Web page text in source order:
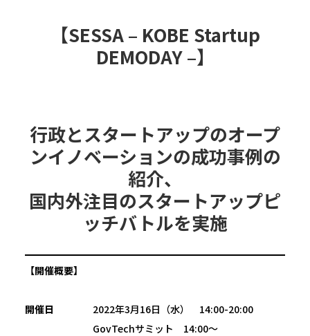
【SESSA – KOBE Startup
DEMODAY –】
行政とスタートアップのオープ
ンイノベーションの成功事例の
紹介、
国内外注目のスタートアップピ
ッチバトルを実施
【開催概要】
開催日 2022年3月16日（水） 14:00-20:00
GovTechサミット 14:00～